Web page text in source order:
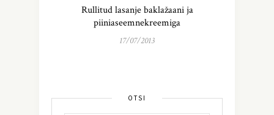
Rullitud lasanje baklažaani ja
piiniaseemnekreemiga
17/07/2013
OTSI